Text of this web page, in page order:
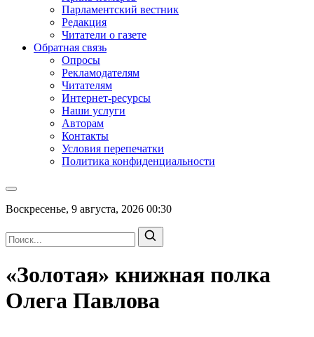
Парламентский вестник
Редакция
Читатели о газете
Обратная связь
Опросы
Рекламодателям
Читателям
Интернет-ресурсы
Наши услуги
Авторам
Контакты
Условия перепечатки
Политика конфиденциальности
Воскресенье, 9 августа, 2026 00:30
«Золотая» книжная полка
Олега Павлова